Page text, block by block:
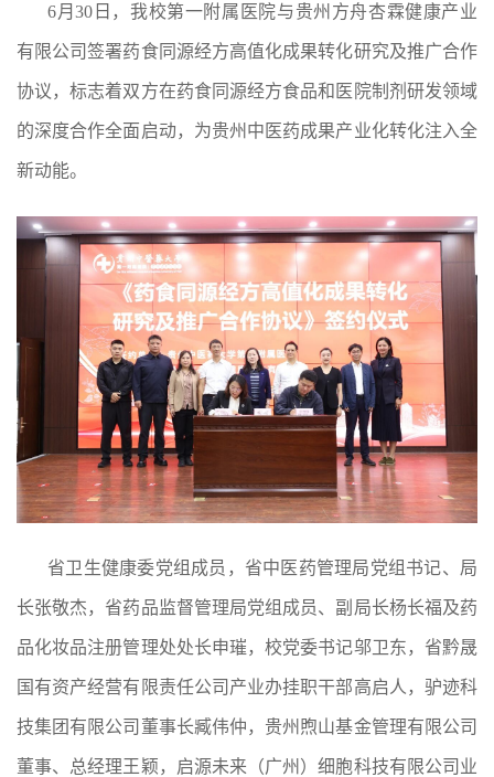
6月30日，我校第一附属医院与贵州方舟杏霖健康产业
有限公司签署药食同源经方高值化成果转化研究及推广合作
协议，标志着双方在药食同源经方食品和医院制剂研发领域
的深度合作全面启动， 为贵州中医药成果产业化转化注入全
新动能。
省卫生健康委党组成员，省中医药管理局党组书记、局
长张敬杰，省药品监督管理局党组成员、副局长杨长福及药
品化妆品注册管理处处长申璀，校党委书记邬卫东，省黔晟
国有资产经营有限责任公司产业办挂职干部高启人，驴迹科
技集团有限公司董事长臧伟仲，贵州煦山基金管理有限公司
董事、总经理王颖，启源未来（广州）细胞科技有限公司业